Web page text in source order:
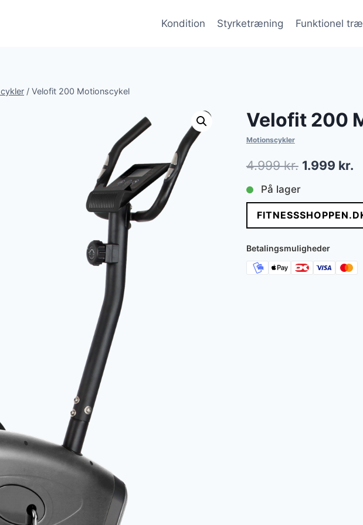
Kondition Styrketræning Funktionel
/ Velofit 200 Motionscykel
Velofit 200
Motionscykler
4.999kr. Den
pris
var:
4.999 kr..
1.999 kr.
På lager
Betalingsmuligheder